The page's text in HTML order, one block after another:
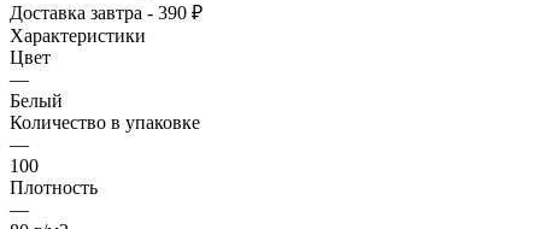
Доставка завтра - 390 ₽
Характеристики
Цвет
—
Белый
Количество в упаковке
—
100
Плотность
—